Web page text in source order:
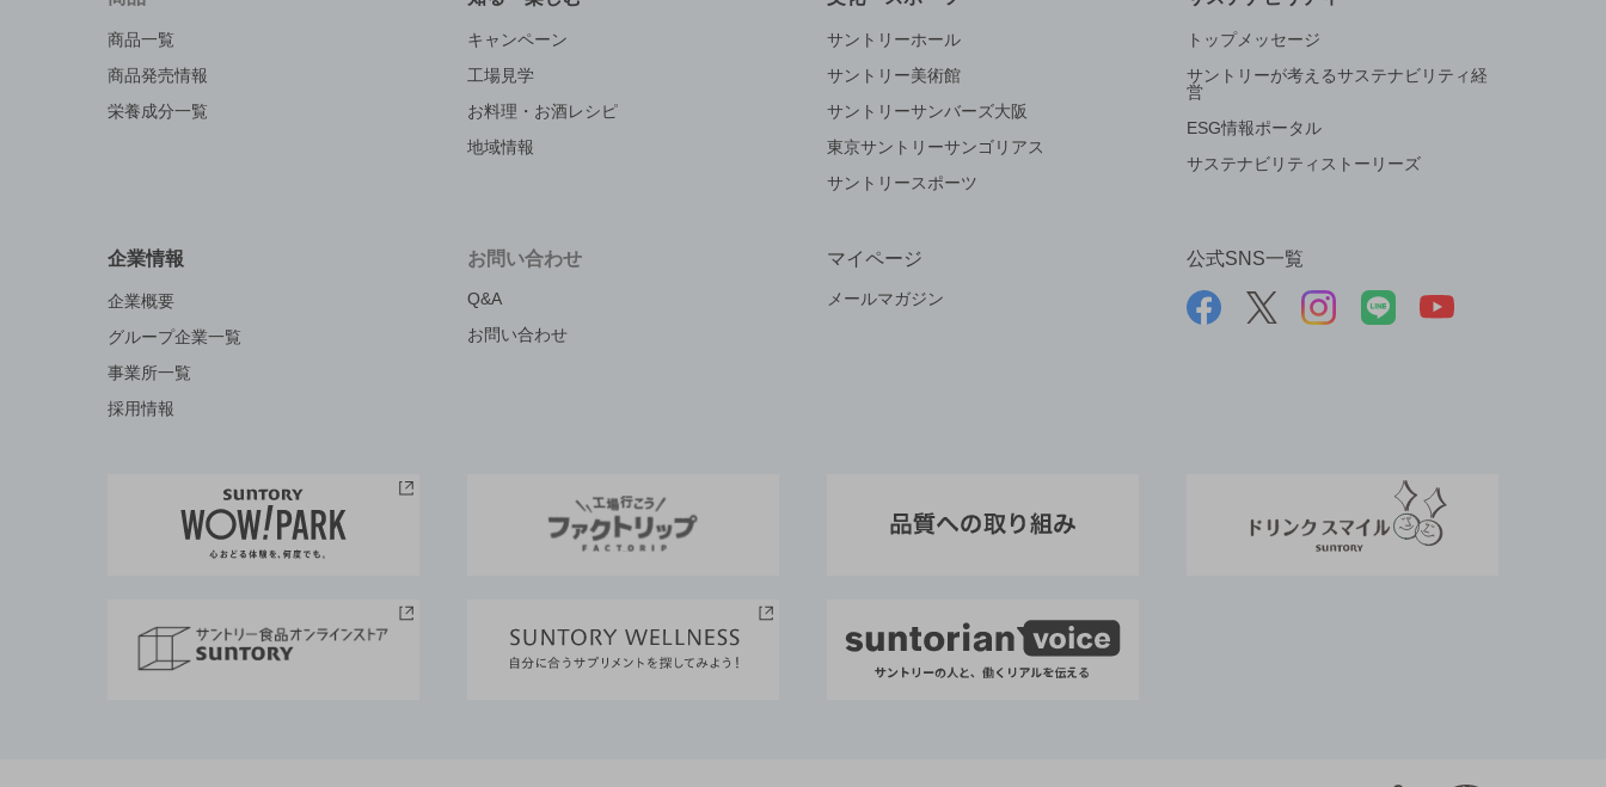
商品一覧
商品発売情報
栄養成分一覧
キャンペーン
工場見学
お料理・お酒レシピ
地域情報
サントリーホール
サントリー美術館
サントリーサンバーズ大阪
東京サントリーサンゴリアス
サントリースポーツ
トップメッセージ
サントリーが考えるサステナビリティ経
営
ESG情報ポータル
サステナビリティストーリーズ
企業情報
企業概要
グループ企業一覧
事業所一覧
採用情報
お問い合わせ
Q&A
お問い合わせ
マイページ
メールマガジン
公式SNS一覧